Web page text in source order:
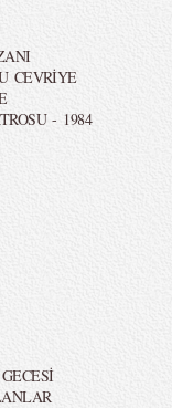
CEVRİYE
- 1984